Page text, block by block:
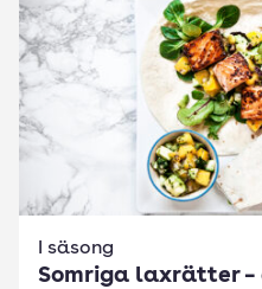
I säsong
Somriga laxrätter